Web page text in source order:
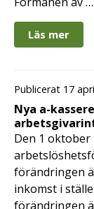
Läs mer
Publicerat 17
Nya a-
Den 1
förändringen
inkomst i
förändringen